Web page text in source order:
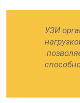
УЗИ